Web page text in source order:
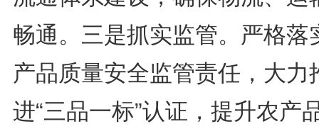
畅通。三是抓实监管。严格落
产品质量安全监管责任，大力
进“三品一标”认证，提升农产